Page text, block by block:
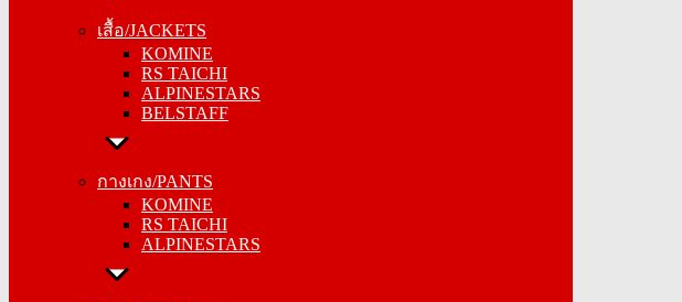
เสื้อ/JACKETS
KOMINE
RS TAICHI
ALPINESTARS
BELSTAFF
กางเกง/PANTS
KOMINE
RS TAICHI
ALPINESTARS
KOMINE
RS TAICHI
ALPINESTARS
BELSTAFF
KOMINE
RS TAICHI
ALPINESTARS